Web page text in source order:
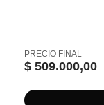
PRECIO FINAL
$509.000,00